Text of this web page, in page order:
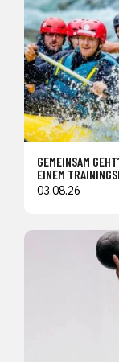
GEMEINSAM
EINEM
03.08.26